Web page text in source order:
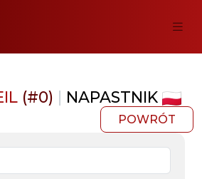
(#0) | NAPASTNIK
POWRÓT